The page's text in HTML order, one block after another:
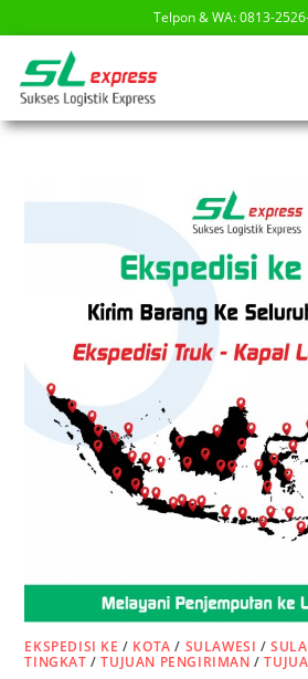
Telpon & WA: 0813-
EKSPEDISI KE / KOTA / SULAWESI /
TINGKAT /TUJUAN PENGIRIMAN /